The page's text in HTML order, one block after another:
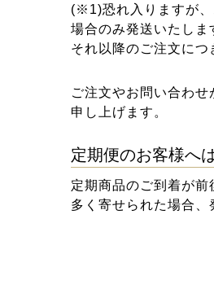
(※1)恐れ入りますが、
場合のみ発送いたしま
それ以降のご注文につ
ご注文やお問い合わ
申し上げます。
定期便のお客様へ
定期商品のご到着が
多く寄せられた場合、